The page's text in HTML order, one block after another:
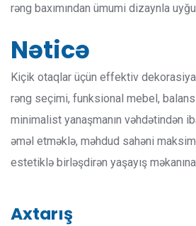
rəng baxımından ümumi dizaynla
Nəticə
Kiçik otaqlar üçün effektiv
rəng seçimi, funksional mebel,
minimalist yanaşmanın vəhdətindən
əməl etməklə, məhdud sahəni
estetiklə birləşdirən yaşayış
Axtarış